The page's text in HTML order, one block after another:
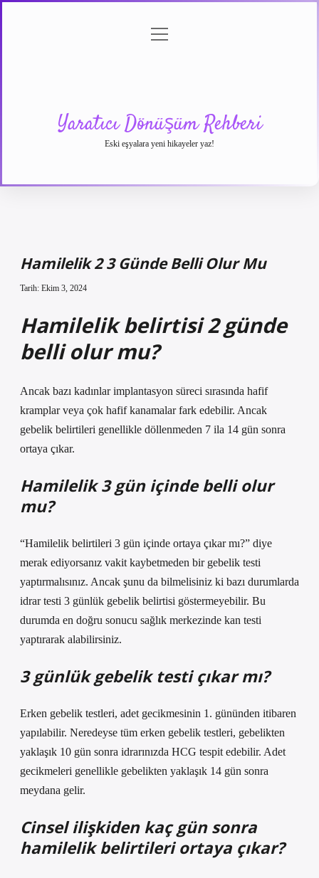
menüyü
Yaratıcı Dönüşüm Rehberi
Eski eşyalara yeni hikayeler yaz!
Hamilelik 2 3 Günde Belli Olur Mu
Tarih: Ekim 3, 2024
Hamilelik belirtisi 2 günde
belli olur mu?
Ancak bazı kadınlar implantasyon süreci sırasında hafif
kramplar veya çok hafif kanamalar fark edebilir. Ancak
gebelik belirtileri genellikle döllenmeden 7 ila 14 gün sonra
ortaya çıkar.
Hamilelik 3 gün içinde belli olur
mu?
“Hamilelik belirtileri 3 gün içinde ortaya çıkar mı?” diye
merak ediyorsanız vakit kaybetmeden bir gebelik testi
yaptırmalısınız. Ancak şunu da bilmelisiniz ki bazı durumlarda
idrar testi 3 günlük gebelik belirtisi göstermeyebilir. Bu
durumda en doğru sonucu sağlık merkezinde kan testi
yaptırarak alabilirsiniz.
3 günlük gebelik testi çıkar mı?
Erken gebelik testleri, adet gecikmesinin 1. gününden itibaren
yapılabilir. Neredeyse tüm erken gebelik testleri, gebelikten
yaklaşık 10 gün sonra idrarınızda HCG tespit edebilir. Adet
gecikmeleri genellikle gebelikten yaklaşık 14 gün sonra
meydana gelir.
Cinsel ilişkiden kaç gün sonra
hamilelik belirtileri ortaya çıkar?